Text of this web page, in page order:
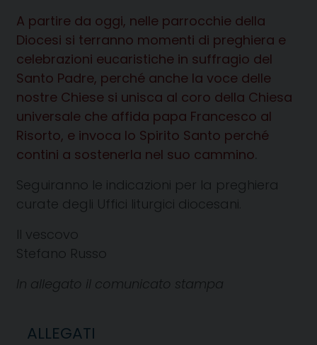
A partire da oggi, nelle parrocchie della
Diocesi si terranno momenti di preghiera e
celebrazioni eucaristiche in suffragio del
Santo Padre, perché anche la voce delle
nostre Chiese si unisca al coro della Chiesa
universale che affida papa Francesco al
Risorto, e invoca lo Spirito Santo perché
contini a sostenerla nel suo cammino
Seguiranno le indicazioni per la preghiera
curate degli Uffici liturgici diocesani.
Il vescovo
Stefano Russo
In allegato il comunicato stampa
ALLEGATI